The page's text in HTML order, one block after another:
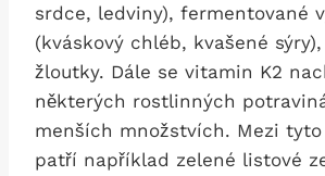
srdce, ledviny), fermentované
(kváskový chléb, kvašené
žloutky. Dále se vitamin K2
některých rostlinných
menších množstvích. Mezi
patří například zelené listové